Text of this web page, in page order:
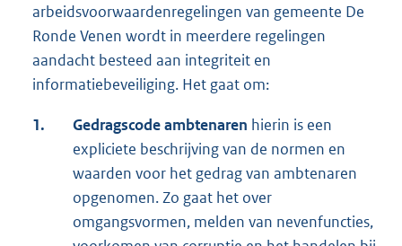
arbeidsvoorwaardenregelingen van gemeente De
Ronde Venen wordt in meerdere regelingen
aandacht besteed aan integriteit en
informatiebeveiliging. Het gaat om:
1. Gedragscode ambtenaren hierin is een
expliciete beschrijving van de normen en
waarden voor het gedrag van ambtenaren
opgenomen. Zo gaat het over
omgangsvormen, melden van nevenfuncties,